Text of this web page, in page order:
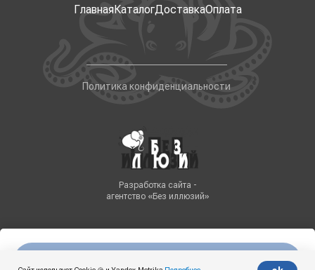
ГлавнаяКаталогДоставкаОплата
Политика конфиденциальности
Разработка сайта -
агентство «Без иллюзий»
Made on Tilda